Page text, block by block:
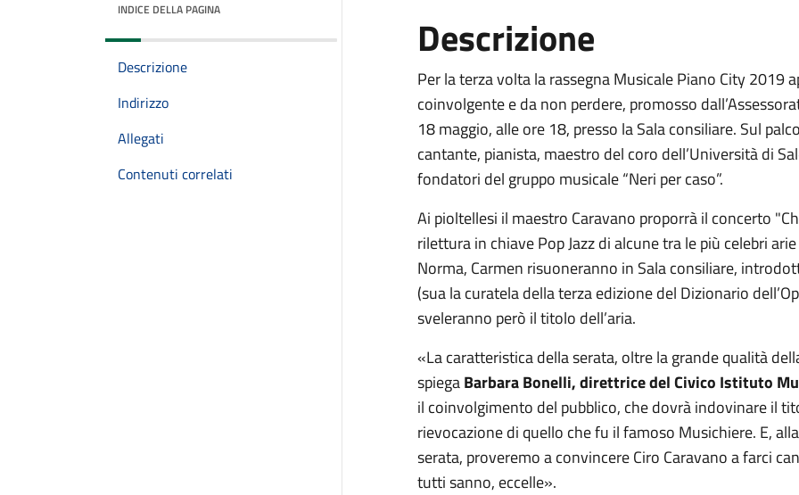
INDICE DELLA PAGINA
Descrizione
Indirizzo
Allegati
Contenuti correlati
Descrizione
Per la terza volta la rassegna Musicale Piano City 2019
coinvolgente e da non perdere, promosso
18 maggio, alle ore 18, presso la Sala consiliare. Sul
cantante, pianista, maestro del coro dell’Università di
fondatori del gruppo musicale “Neri per caso”.
Ai pioltellesi il maestro Caravano proporrà il concerto
rilettura in chiave Pop Jazz di alcune tra le più celebri
Norma, Carmen risuoneranno in Sala consiliare,
(sua la curatela della terza edizione del Dizionario
sveleranno però il titolo dell’aria.
«La caratteristica della serata, oltre la grande qualità
spiegaBarbara Bonelli, direttrice del Civico Istituto
il coinvolgimento del pubblico, che dovrà indovinare il
rievocazione di quello che fu il famoso Musichiere. E,
serata, proveremo a convincere Ciro Caravano a farci
tutti sanno, eccelle».